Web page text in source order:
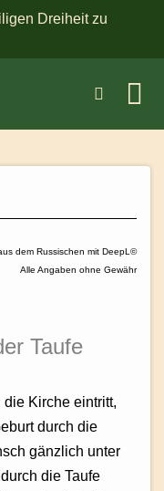
Dreiheit zu
dem Russischen mit DeepL©
Alle Angaben ohne Gewähr
Taufe
Kirche eintritt,
durch die
gänzlich unter
die Taufe